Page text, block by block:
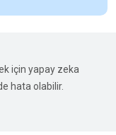
için yapay zeka
hata olabilir.